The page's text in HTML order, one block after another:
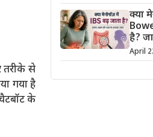
तरीके से
गया है
के
क्या
है?
April